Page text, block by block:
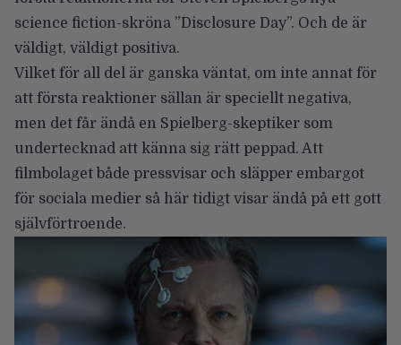
science fiction-skröna ”Disclosure Day”. Och de är
väldigt, väldigt positiva.
Vilket för all del är ganska väntat, om inte annat för
att första reaktioner sällan är speciellt negativa,
men det får ändå en Spielberg-skeptiker som
undertecknad att känna sig rätt peppad. Att
filmbolaget både pressvisar och släpper embargot
för sociala medier så här tidigt visar ändå på ett gott
självförtroende.